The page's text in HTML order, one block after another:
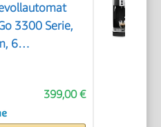
3300 Serie,
6
399,00 €